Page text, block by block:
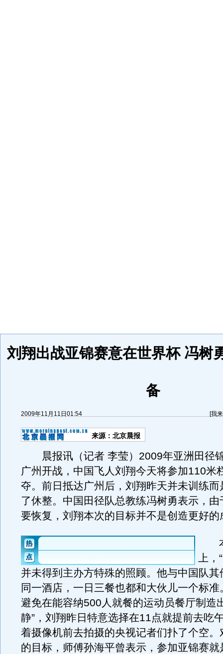
刘翔出战亚锦赛意在世界杯 冯树
备
2009年11月11日01:54 [我
来源： 北京晨报
晨报讯（记者 李莹）2009年亚洲田径
广州开战，中国飞人刘翔今天将参加110米
夺。前日抵达广州后，刘翔昨天并未训练而
了休整。中国田径队总教练冯树勇表示，由
要恢复，刘翔本次的目标并不是创造更好的
本
上，
并未得到主办方特殊的照顾。他与中国队其
同一酒店，一日三餐也都和大伙儿一个标
避免在能容纳500人就餐的运动员餐厅制造
静”，刘翔昨日特意选择在11点就提前去吃
着摄像机前去拍摄的央视记者们扑了个空。
的目标，师傅孙海平曾表示，参加亚锦赛就